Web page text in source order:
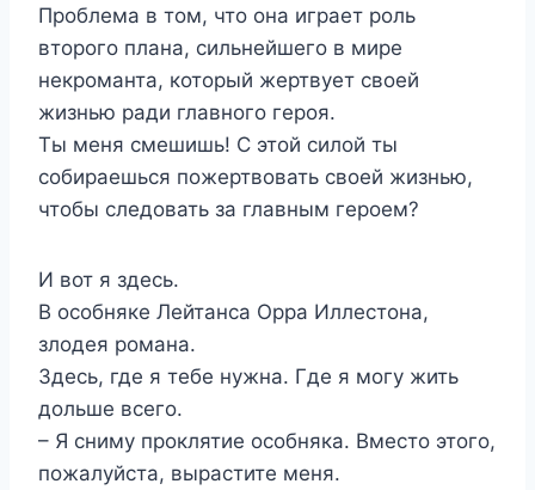
Проблема в том, что она играет роль
второго плана, сильнейшего в мире
некроманта, который жертвует своей
жизнью ради главного героя.
Ты меня смешишь! С этой силой ты
собираешься пожертвовать своей жизнью,
чтобы следовать за главным героем?
И вот я здесь.
В особняке Лейтанса Орра Иллестона,
злодея романа.
Здесь, где я тебе нужна. Где я могу жить
дольше всего.
– Я сниму проклятие особняка. Вместо этого,
пожалуйста, вырастите меня.